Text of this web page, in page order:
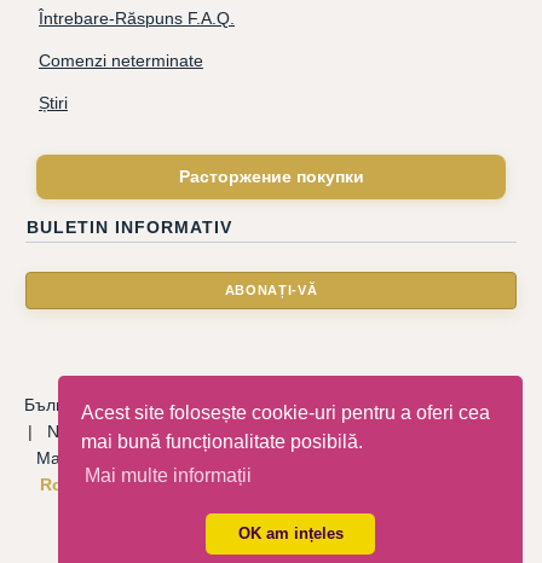
Acest site folosește cookie-uri pentru a oferi cea
mai bună funcționalitate posibilă.
Mai multe informații
OK am ințeles
Întrebare-Răspuns F.A.Q.
Comenzi neterminate
Știri
Расторжение покупки
BULETIN INFORMATIV
Български| Català|Deutsche|Hrvatski|Čeština|Dansk
| Nederlandse |English |Eesti keel |Français
Magyar
Latviski Norsk
Română| Русский|Српски
Español|Svenska|Türkçe